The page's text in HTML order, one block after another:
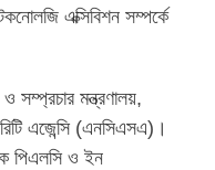
এক্সিবিশন সম্পর্কে
সম্প্রচার মন্ত্রণালয়,
এজেন্সি (এনসিএসএ)।
পিএলসি ও ইন